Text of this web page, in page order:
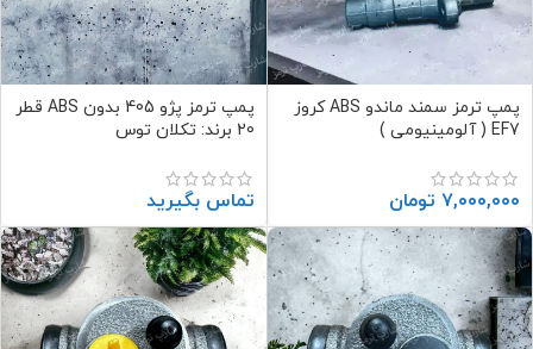
پمپ ترمز سمند ماندو ABS کروز
EF7 ( آلومینیومی )
۷,۰۰۰,۰۰۰ تومان
پمپ ترمز پژو 405 بدون ABS قطر
20 برند: تکلان توس
تماس بگیرید